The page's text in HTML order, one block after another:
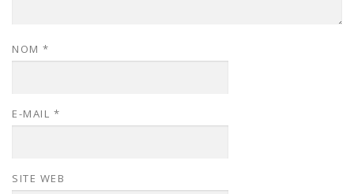
NOM *
E-MAIL *
SITE WEB